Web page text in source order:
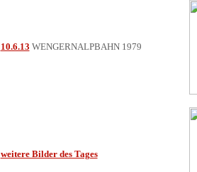
10.6.13 WENGERNALPBAHN 1979
weitere Bilder des Tages